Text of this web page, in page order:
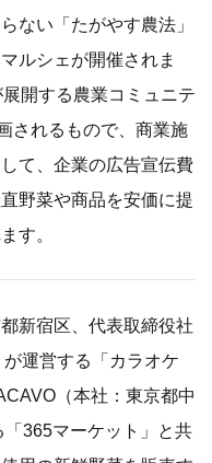
ない「たがやす農法」
ルシェが開催されま
開する農業コミュニテ
されるもので、商業施
て、企業の広告宣伝費
野菜や商品を安価に提
す。
新宿区、代表取締役社
運営する「カラオケ
（本社：東京都中
365マーケット」と共